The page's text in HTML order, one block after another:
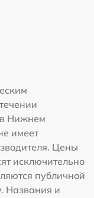
Нижнем
имеет
Цены
исключительно
публичной
Названия и